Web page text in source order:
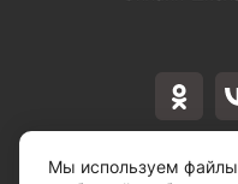
Лицензия
Мы используем